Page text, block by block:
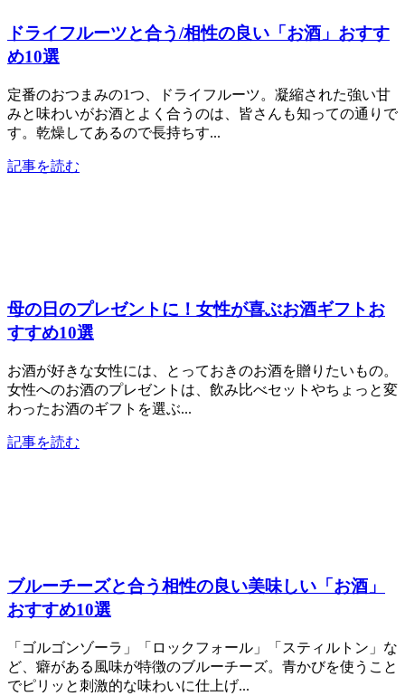
ドライフルーツと合う/相性の良い「お酒」おすす
め10選
定番のおつまみの1つ、ドライフルーツ。凝縮された強い甘
みと味わいがお酒とよく合うのは、皆さんも知っての通りで
す。乾燥してあるので長持ちす...
記事を読む
母の日のプレゼントに！女性が喜ぶお酒ギフトお
すすめ10選
お酒が好きな女性には、とっておきのお酒を贈りたいもの。
女性へのお酒のプレゼントは、飲み比べセットやちょっと変
わったお酒のギフトを選ぶ...
記事を読む
ブルーチーズと合う相性の良い美味しい「お酒」
おすすめ10選
「ゴルゴンゾーラ」「ロックフォール」「スティルトン」な
ど、癖がある風味が特徴のブルーチーズ。青かびを使うこと
でピリッと刺激的な味わいに仕上げ...